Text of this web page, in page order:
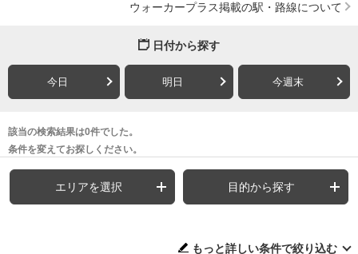
ウォーカープラス掲載の駅・路線について
日付から探す
今日 明日 今週末
該当の検索結果は0件でした。
条件を変えてお探しください。
エリアを選択 目的から探す
もっと詳しい条件で絞り込む